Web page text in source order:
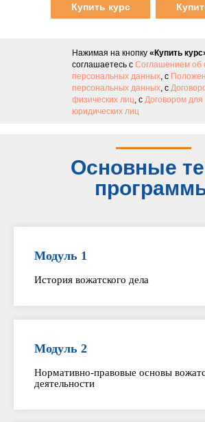
Купить курс
Нажимая на кнопку «Купить
соглашаетесь с Соглашением об
персональных данных, с
персональных данных, с
физических лиц, с Договором для
юридических лиц
Основные
Модуль 1
История вожатского дела
Модуль 2
Нормативно-правовые основы
деятельности